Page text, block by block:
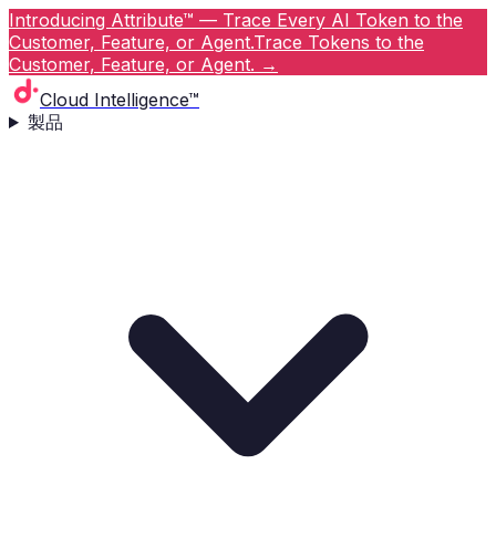
Introducing Attribute™ — Trace Every AI Token to the
Customer, Feature, or Agent.Trace Tokens to the
Customer, Feature, or Agent. →
Cloud Intelligence™
製品